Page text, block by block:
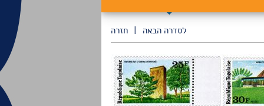
חזרה לסדרה הבאה